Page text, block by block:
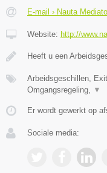
E-mail › Nauta
Website: http://
Heeft u een
Arbeidsgeschillen,
Omgangsregeling,
▼
Er wordt gewerkt op
Sociale media: